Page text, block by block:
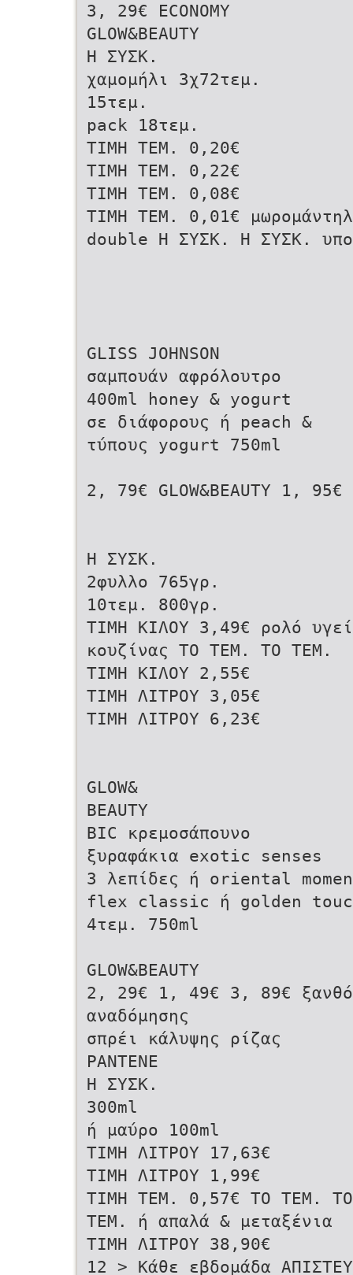
3, 29€ ECONOMY
GLOW&BEAUTY
Η ΣΥΣΚ.
χαμομήλι 3χ72τεμ.
15τεμ.
pack 18τεμ.
ΤΙΜΗ ΤΕΜ. 0,20€
ΤΙΜΗ ΤΕΜ. 0,22€
ΤΙΜΗ ΤΕΜ. 0,08€
ΤΙΜΗ ΤΕΜ. 0,01€
double Η ΣΥΣΚ. Η ΣΥΣΚ.
GLISS JOHNSON
σαμπουάν αφρόλουτρο
400ml honey & yogurt
σε διάφορους ή peach &
τύπους yogurt 750ml
2, 79€ GLOW&BEAUTY 1,
Η ΣΥΣΚ.
2φυλλο 765γρ.
10τεμ. 800γρ.
ΤΙΜΗ ΚΙΛΟΥ 3,49€ ρολό
κουζίνας ΤΟ ΤΕΜ. ΤΟ ΤΕΜ.
ΤΙΜΗ ΚΙΛΟΥ 2,55€
ΤΙΜΗ ΛΙΤΡΟΥ 3,05€
ΤΙΜΗ ΛΙΤΡΟΥ 6,23€
GLOW&
BEAUTY
BIC κρεμοσάπουνο
ξυραφάκια exotic senses
3 λεπίδες ή oriental
flex classic ή golden
4τεμ. 750ml
GLOW&BEAUTY
2, 29€ 1, 49€ 3, 89€
αναδόμησης
σπρέι κάλυψης ρίζας
PANTENE
Η ΣΥΣΚ.
300ml
ή μαύρο 100ml
ΤΙΜΗ ΛΙΤΡΟΥ 17,63€
ΤΙΜΗ ΛΙΤΡΟΥ 1,99€
ΤΙΜΗ ΤΕΜ. 0,57€ ΤΟ ΤΕΜ.
ΤΕΜ. ή απαλά & μεταξένια
ΤΙΜΗ ΛΙΤΡΟΥ 38,90€
12 > Κάθε εβδομάδα